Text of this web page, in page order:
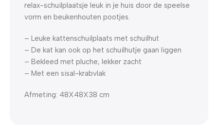
relax-schuilplaatsje leuk in je huis door de speelse
vorm en beukenhouten pootjes.
– Leuke kattenschuilplaats met schuilhut
– De kat kan ook op het schuilhutje gaan liggen
– Bekleed met pluche, lekker zacht
– Met een sisal-krabvlak
Afmeting: 48X48X38 cm